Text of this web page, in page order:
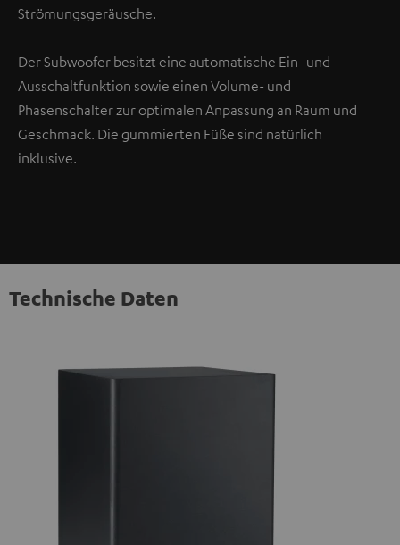
Strömungsgeräusche.
Der Subwoofer besitzt eine automatische Ein- und
Ausschaltfunktion sowie einen Volume- und
Phasenschalter zur optimalen Anpassung an Raum und
Geschmack. Die gummierten Füße sind natürlich
inklusive.
Technische Daten